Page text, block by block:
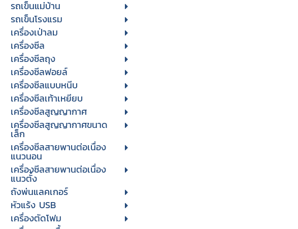
รถเข็นแม่บ้าน
รถเข็นโรงแรม
เครื่องเป่าลม
เครื่องซีล
เครื่องซีลถุง
เครื่องซีลฟอยล์
เครื่องซีลแบบหนีบ
เครื่องซีลเท้าเหยียบ
เครื่องซีลสูญญากาศ
เครื่องซีลสูญญากาศขนาด
เล็ก
เครื่องซีลสายพานต่อเนื่อง
แนวนอน
เครื่องซีลสายพานต่อเนื่อง
แนวตั้ง
ถังพ่นแลคเกอร์
หัวแร้ง USB
เครื่องตัดโฟม